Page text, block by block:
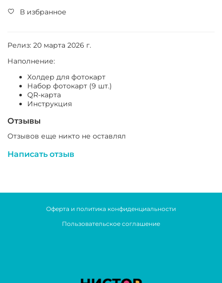
В избранное
Релиз: 20 марта 2026 г.
Наполнение:
Холдер для фотокарт
Набор фотокарт (9 шт.)
QR-карта
Инструкция
Отзывы
Отзывов еще никто не оставлял
Написать отзыв
Оферта и политика конфиденциальности
Пользовательское соглашение